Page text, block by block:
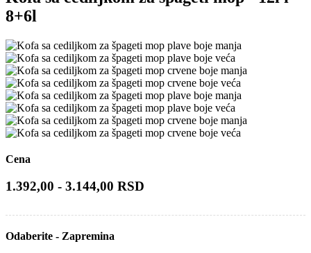
8+6l
Cena
1.392,00 - 3.144,00 RSD
Odaberite - Zapremina